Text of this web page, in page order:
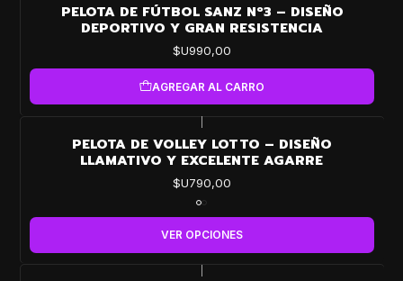
PELOTA DE FÚTBOL SANZ Nº3 – DISEÑO
DEPORTIVO Y GRAN RESISTENCIA
$U990,00
AGREGAR AL CARRO
PELOTA DE VOLLEY LOTTO – DISEÑO
LLAMATIVO Y EXCELENTE AGARRE
$U790,00
VER OPCIONES